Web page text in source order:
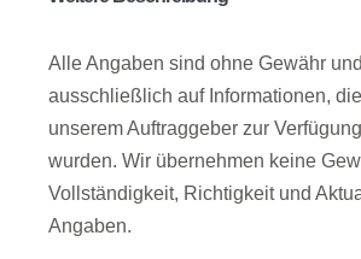
Alle Angaben sind ohne Gewähr
ausschließlich auf Informationen,
unserem Auftraggeber zur
wurden. Wir übernehmen keine
Vollständigkeit, Richtigkeit und
Angaben.